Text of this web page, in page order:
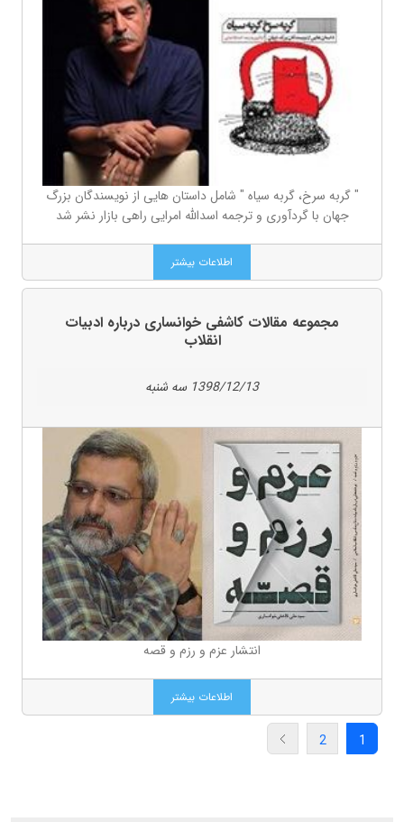
" گربه سرخ، گربه سیاه " شامل داستان هایی از نویسندگان بزرگ
جهان با گردآوری و ترجمه اسدالله امرایی راهی بازار نشر شد
اطلاعات بیشتر
مجموعه مقالات کاشفی خوانساری درباره ادبیات
انقلاب
1398/12/13 سه شنبه
انتشار عزم و رزم و قصه
اطلاعات بیشتر
1
2